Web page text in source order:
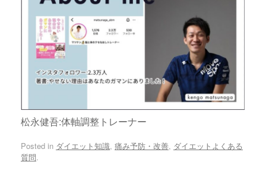
松永健吾:体軸調整トレーナー
Posted in ダイエット知識, 痛み予防・改善, ダイエットよくある
質問.